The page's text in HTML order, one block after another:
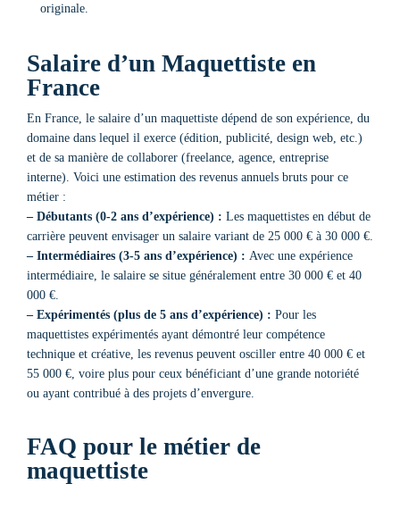
originale.
Salaire d’un Maquettiste en
France
En France, le salaire d’un maquettiste dépend de son expérience, du
domaine dans lequel il exerce (édition, publicité, design web, etc.)
et de sa manière de collaborer (freelance, agence, entreprise
interne). Voici une estimation des revenus annuels bruts pour ce
métier :
– Débutants (0-2 ans d’expérience) : Les maquettistes en début de
carrière peuvent envisager un salaire variant de 25 000 € à 30 000 €.
– Intermédiaires (3-5 ans d’expérience) : Avec une expérience
intermédiaire, le salaire se situe généralement entre 30 000 € et 40
000 €.
– Expérimentés (plus de 5 ans d’expérience) : Pour les
maquettistes expérimentés ayant démontré leur compétence
technique et créative, les revenus peuvent osciller entre 40 000 € et
55 000 €, voire plus pour ceux bénéficiant d’une grande notoriété
ou ayant contribué à des projets d’envergure.
FAQ pour le métier de
maquettiste